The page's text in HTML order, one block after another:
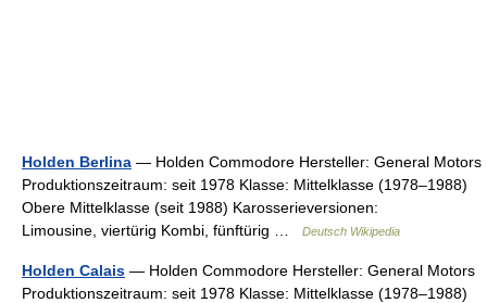
Holden Berlina — Holden Commodore Hersteller: General Motors
Produktionszeitraum: seit 1978 Klasse: Mittelklasse (1978–1988)
Obere Mittelklasse (seit 1988) Karosserieversionen:
Limousine, viertürig Kombi, fünftürig …
Deutsch Wikipedia
Holden Calais — Holden Commodore Hersteller: General Motors
Produktionszeitraum: seit 1978 Klasse: Mittelklasse (1978–1988)